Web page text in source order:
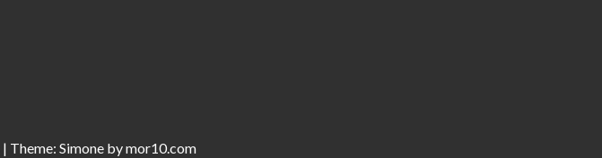
| Theme: Simonebymor10.com